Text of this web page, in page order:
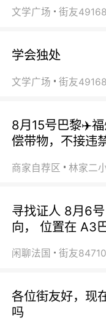
文学广场
学会独处
文学广场
8月15号巴黎✈️
偿带物，不接违
商家自荐区 林家二
寻找证人 8月6
向， 位置在 A3
闲聊法国
各位街友好，现
吗